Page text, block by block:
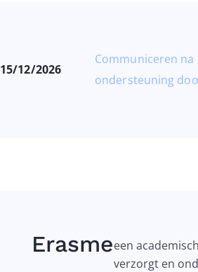
15/12/2026
Communiceren
ondersteuning
Erasmeeen
verzorgt en